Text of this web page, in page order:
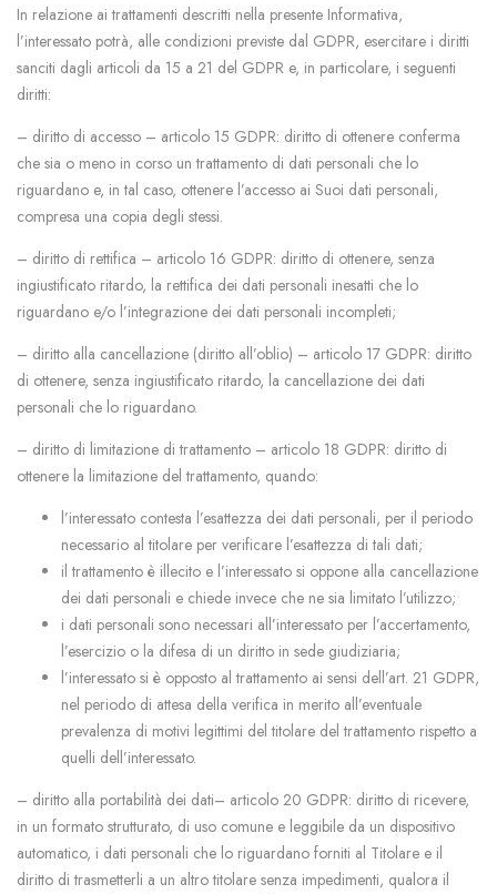
In relazione ai trattamenti descritti nella presente Informativa,
l’interessato potrà, alle condizioni previste dal GDPR, esercitare i diritti
sanciti dagli articoli da 15 a 21 del GDPR e, in particolare, i seguenti
diritti:
– diritto di accesso – articolo 15 GDPR: diritto di ottenere conferma
che sia o meno in corso un trattamento di dati personali che lo
riguardano e, in tal caso, ottenere l’accesso ai Suoi dati personali,
compresa una copia degli stessi.
– diritto di rettifica – articolo 16 GDPR: diritto di ottenere, senza
ingiustificato ritardo, la rettifica dei dati personali inesatti che lo
riguardano e/o l’integrazione dei dati personali incompleti;
– diritto alla cancellazione (diritto all’oblio) – articolo 17 GDPR: diritto
di ottenere, senza ingiustificato ritardo, la cancellazione dei dati
personali che lo riguardano.
– diritto di limitazione di trattamento – articolo 18 GDPR: diritto di
ottenere la limitazione del trattamento, quando:
l’interessato contesta l’esattezza dei dati personali, per il periodo
necessario al titolare per verificare l’esattezza di tali dati;
il trattamento è illecito e l’interessato si oppone alla cancellazione
dei dati personali e chiede invece che ne sia limitato l’utilizzo;
i dati personali sono necessari all’interessato per l’accertamento,
l’esercizio o la difesa di un diritto in sede giudiziaria;
l’interessato si è opposto al trattamento ai sensi dell’art. 21 GDPR,
nel periodo di attesa della verifica in merito all’eventuale
prevalenza di motivi legittimi del titolare del trattamento rispetto a
quelli dell’interessato.
– diritto alla portabilità dei dati– articolo 20 GDPR: diritto di ricevere,
in un formato strutturato, di uso comune e leggibile da un dispositivo
automatico, i dati personali che lo riguardano forniti al Titolare e il
diritto di trasmetterli a un altro titolare senza impedimenti, qualora il